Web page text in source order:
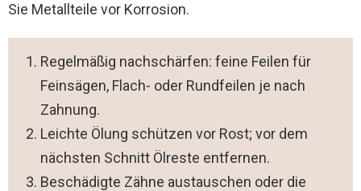
Sie Metallteile vor Korrosion.
Regelmäßig nachschärfen: feine Feilen für
Feinsägen, Flach- oder Rundfeilen je nach
Zahnung.
Leichte Ölung schützen vor Rost; vor dem
nächsten Schnitt Ölreste entfernen.
Beschädigte Zähne austauschen oder die